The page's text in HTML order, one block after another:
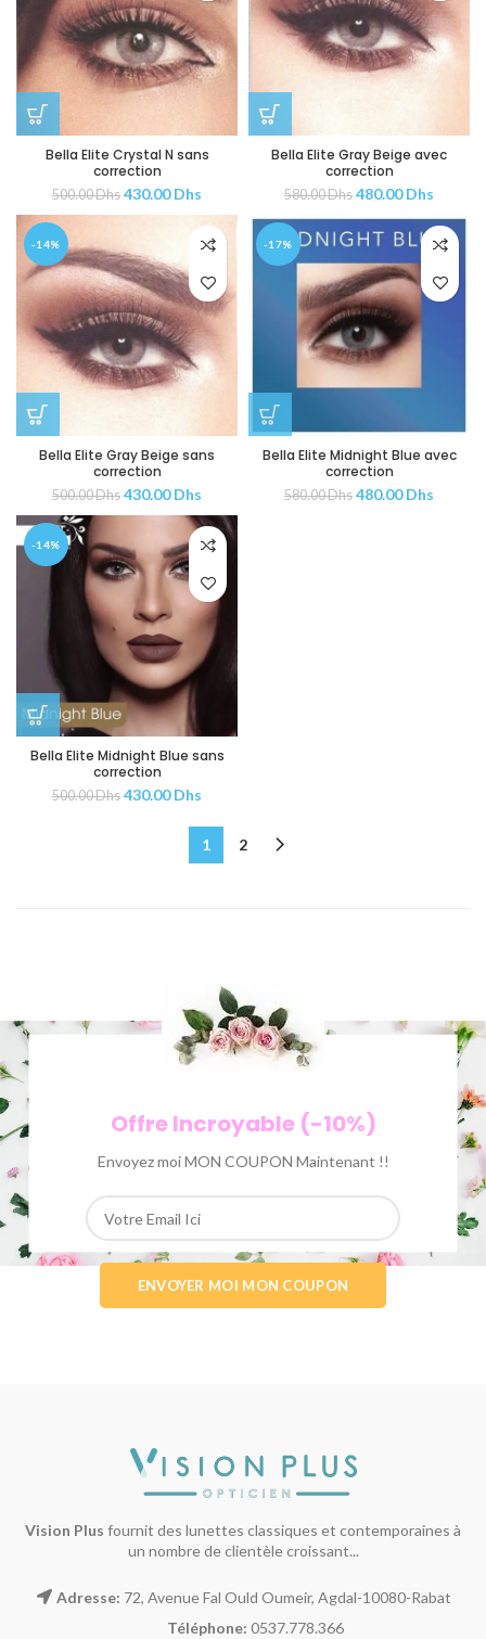
Bella Elite Crystal N sans
correction
500.00Dhs 430.00Dhs
Bella Elite Gray Beige avec
correction
580.00Dhs 480.00Dhs
-14%
Bella Elite Gray Beige sans
correction
500.00Dhs 430.00Dhs
-17%
Bella Elite Midnight Blue avec
correction
580.00Dhs 480.00Dhs
-14%
Bella Elite Midnight Blue sans
correction
500.00Dhs 430.00Dhs
1 2
Offre Incroyable (-10%)
Envoyez moi MON COUPON Maintenant !!
Vision Plus fournit des lunettes classiques et contemporaines à
un nombre de clientèle croissant...
Adresse: 72, Avenue Fal Ould Oumeir, Agdal-10080-Rabat
Téléphone: 0537.778.366